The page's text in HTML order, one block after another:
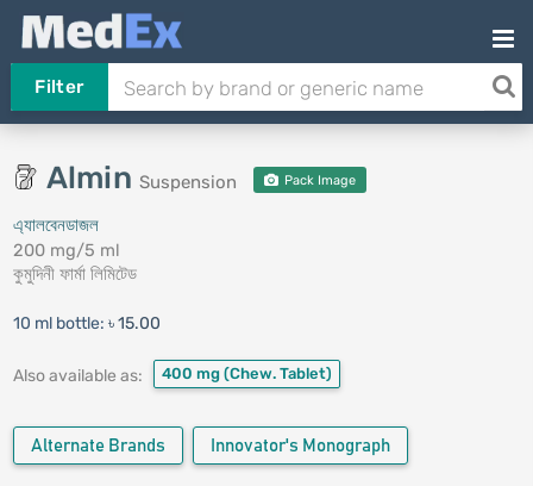
Filter
Almin Suspension Pack Image
এ্যালবেনডাজল
200 mg/5 ml
কুমুদিনী ফার্মা লিমিটেড
10 ml bottle: ৳ 15.00
Also available as: 400 mg (Chew. Tablet)
Alternate Brands Innovator's Monograph